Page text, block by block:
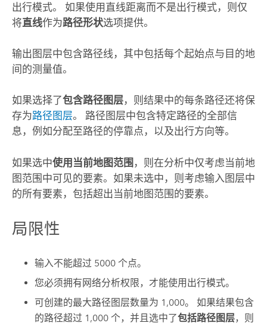
出行模式。 如果使用直线距离而不是出行模式，则仅
将直线作为路径形状选项提供。
输出图层中包含路径线，其中包括每个起始点与目的地
间的测量值。
如果选择了包含路径图层，则结果中的每条路径还将保
存为路径图层。 路径图层中包含特定路径的全部信
息，例如分配至路径的停靠点，以及出行方向等。
如果选中使用当前地图范围 ，则在分析中仅考虑当前地
图范围中可见的要素。如果未选中，则考虑输入图层中
的所有要素，包括超出当前地图范围的要素。
局限性
输入不能超过 5000 个点。
您必须拥有网络分析权限，才能使用出行模式。
可创建的最大路径图层数量为 1,000。 如果结果包含
的路径超过 1,000 个，并且选中了包括路径图层，则